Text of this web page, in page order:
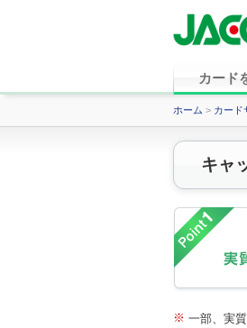
カード
ホーム > カード
キャ
※ 一部、実